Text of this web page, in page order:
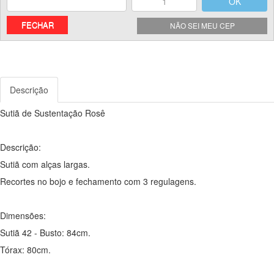
NÃO SEI MEU CEP
FECHAR
Descrição
Sutiã de Sustentação Rosê
Descrição:
Sutiã com alças largas.
Recortes no bojo e fechamento com 3 regulagens.
Dimensões:
Sutiã 42 - Busto: 84cm.
Tórax: 80cm.